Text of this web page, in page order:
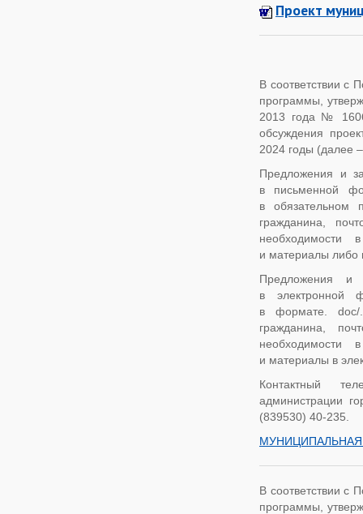
Проект
В соответствии с
программы,
2013 года №
обсуждения
2024 годы (далее
Предложения и
в письменной
в обязательном
гражданина,
необходимости
и материалы либо
Предложения и
в электронной
в формате. doc/
гражданина,
необходимости
и материалы в
Контактный
администрации
(839530) 40-235.
МУНИЦИПАЛЬНАЯ
В соответствии с
программы,